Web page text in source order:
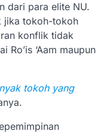
dari para elite NU.
jika tokoh-tokoh
konflik tidak
Ro’is ‘Aam maupun
tokoh yang